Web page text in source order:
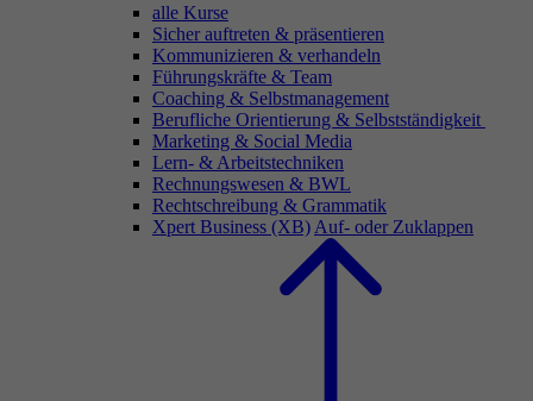
alle Kurse
Sicher auftreten & präsentieren
Kommunizieren & verhandeln
Führungskräfte & Team
Coaching & Selbstmanagement
Berufliche Orientierung & Selbstständigkeit
Marketing & Social Media
Lern- & Arbeitstechniken
Rechnungswesen & BWL
Rechtschreibung & Grammatik
Xpert Business (XB) Auf- oder Zuklappen